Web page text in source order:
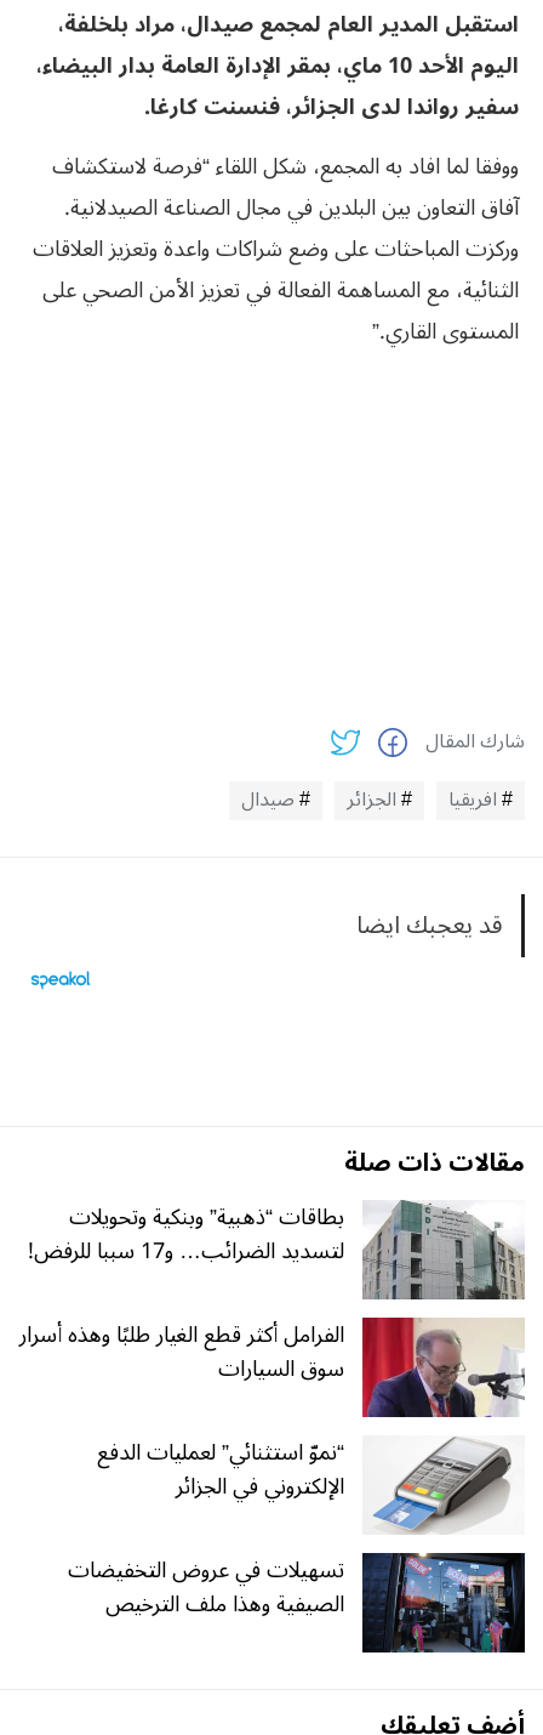
استقبل المدير العام لمجمع صيدال، مراد بلخلفة،
اليوم الأحد 10 ماي، بمقر الإدارة العامة بدار البيضاء،
سفير رواندا لدى الجزائر، فنسنت كارغا.
ووفقا لما افاد به المجمع، شكل اللقاء “فرصة لاستكشاف
آفاق التعاون بين البلدين في مجال الصناعة الصيدلانية.
وركزت المباحثات على وضع شراكات واعدة وتعزيز العلاقات
الثنائية، مع المساهمة الفعالة في تعزيز الأمن الصحي على
المستوى القاري.”
شارك المقال
افريقيا
الجزائر صيدال
قد يعجبك ايضا
مقالات ذات صلة
بطاقات “ذهبية” وبنكية وتحويلات
لتسديد الضرائب… و17 سببا للرفض!
الفرامل أكثر قطع الغيار طلبًا وهذه أسرار
سوق السيارات
“نموّ استثنائي” لعمليات الدفع
الإلكتروني في الجزائر
تسهيلات في عروض التخفيضات
الصيفية وهذا ملف الترخيص